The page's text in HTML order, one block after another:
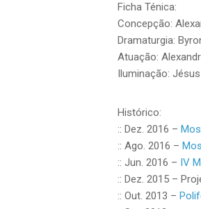
Ficha Ténica:
Concepção:
Dramaturgia:
Atuação:
Iluminação:
Histórico:
:: Dez. 2016 –
:: Ago. 2016 –
:: Jun. 2016 – IV
:: Dez. 2015 –
:: Out. 2013 –